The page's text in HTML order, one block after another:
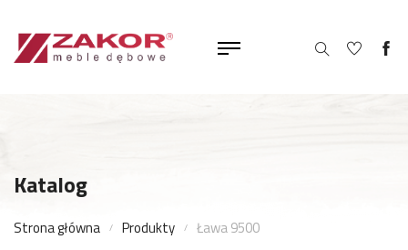
Katalog
Strona główna Produkty Ława 9500